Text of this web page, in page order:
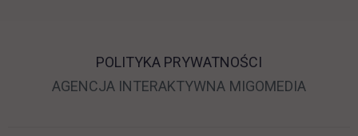
POLITYKA PRYWATNOŚCI
AGENCJA INTERAKTYWNA LINK OTWIERA SIĘ
MIGOMEDIA